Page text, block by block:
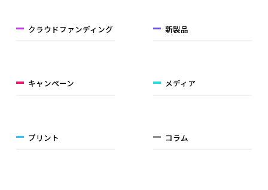
クラウドファンディング 新製品
キャンペーン メディア
プリント コラム